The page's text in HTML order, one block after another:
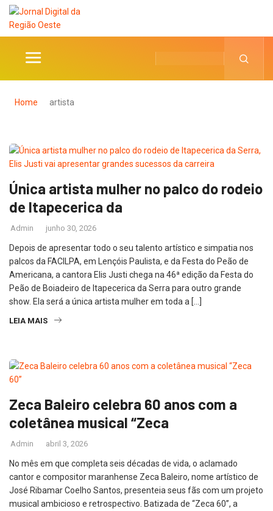
Home artista
Única artista mulher no palco do rodeio
de Itapecerica da
Admin junho 30, 2026
Depois de apresentar todo o seu talento artístico e simpatia nos
palcos da FACILPA, em Lençóis Paulista, e da Festa do Peão de
Americana, a cantora Elis Justi chega na 46ª edição da Festa do
Peão de Boiadeiro de Itapecerica da Serra para outro grande
show. Ela será a única artista mulher em toda a […]
LEIA MAIS
Zeca Baleiro celebra 60 anos com a
coletânea musical “Zeca
Admin abril 3, 2026
No mês em que completa seis décadas de vida, o aclamado
cantor e compositor maranhense Zeca Baleiro, nome artístico de
José Ribamar Coelho Santos, presenteia seus fãs com um projeto
musical ambicioso e retrospectivo. Batizada de “Zeca 60”, a